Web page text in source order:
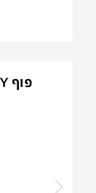
פוף ORIGINAL SLIM TEDDY